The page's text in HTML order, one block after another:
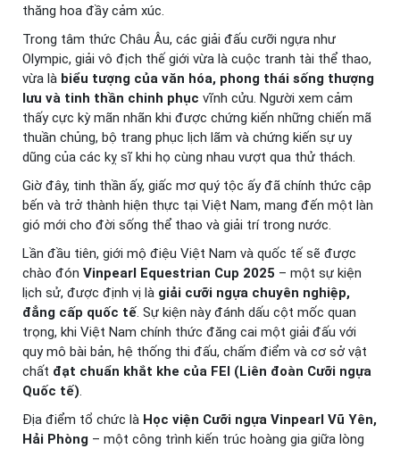
thăng hoa đầy cảm xúc.
Trong tâm thức Châu Âu, các giải đấu cưỡi ngựa như
Olympic, giải vô địch thế giới vừa là cuộc tranh tài thể thao,
vừa là biểu tượng của văn hóa, phong thái sống thượng
lưu và tinh thần chinh phục vĩnh cửu. Người xem cảm
thấy cực kỳ mãn nhãn khi được chứng kiến những chiến mã
thuần chủng, bộ trang phục lịch lãm và chứng kiến sự uy
dũng của các kỵ sĩ khi họ cùng nhau vượt qua thử thách.
Giờ đây, tinh thần ấy, giấc mơ quý tộc ấy đã chính thức cập
bến và trở thành hiện thực tại Việt Nam, mang đến một làn
gió mới cho đời sống thể thao và giải trí trong nước.
Lần đầu tiên, giới mộ điệu Việt Nam và quốc tế sẽ được
chào đón Vinpearl Equestrian Cup 2025 – một sự kiện
lịch sử, được định vị là giải cưỡi ngựa chuyên nghiệp,
đẳng cấp quốc tế. Sự kiện này đánh dấu cột mốc quan
trọng, khi Việt Nam chính thức đăng cai một giải đấu với
quy mô bài bản, hệ thống thi đấu, chấm điểm và cơ sở vật
chất đạt chuẩn khắt khe của FEI (Liên đoàn Cưỡi ngựa
Quốc tế).
Địa điểm tổ chức là Học viện Cưỡi ngựa Vinpearl Vũ Yên,
Hải Phòng – một công trình kiến trúc hoàng gia giữa lòng